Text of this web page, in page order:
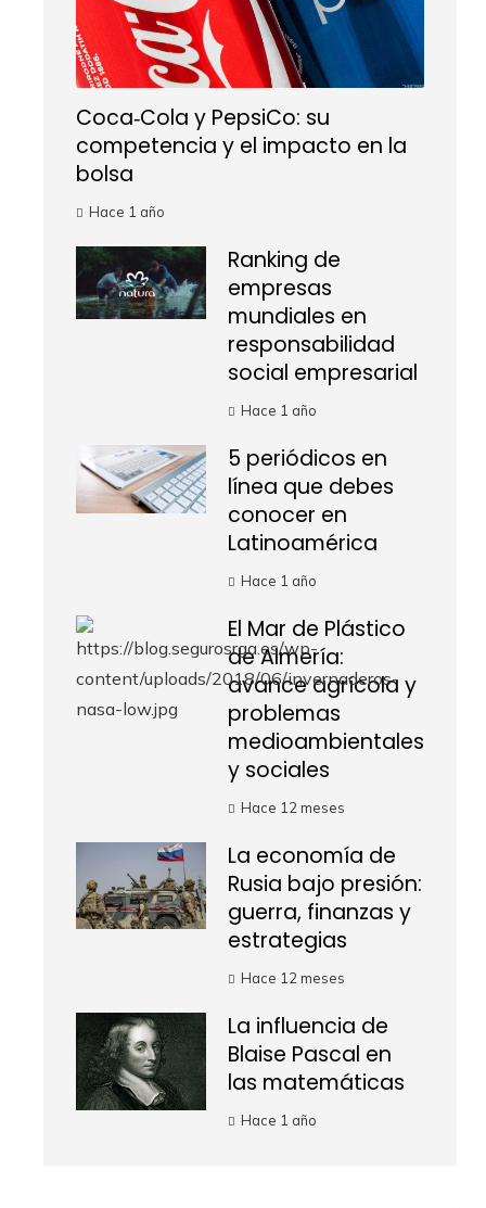
Coca‑Cola y PepsiCo: su
competencia y el impacto en la
bolsa
Hace 1 año
Ranking de
empresas
mundiales en
responsabilidad
social empresarial
Hace 1 año
5 periódicos en
línea que debes
conocer en
Latinoamérica
Hace 1 año
El Mar de Plástico
de Almería:
avance agrícola y
problemas
medioambientales
y sociales
Hace 12 meses
La economía de
Rusia bajo presión:
guerra, finanzas y
estrategias
Hace 12 meses
La influencia de
Blaise Pascal en
las matemáticas
Hace 1 año